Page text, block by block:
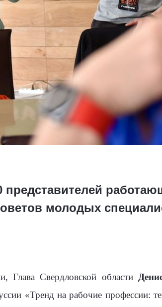
представителей
молодых
Глава Свердловской области
«Тренд на рабочие профессии: